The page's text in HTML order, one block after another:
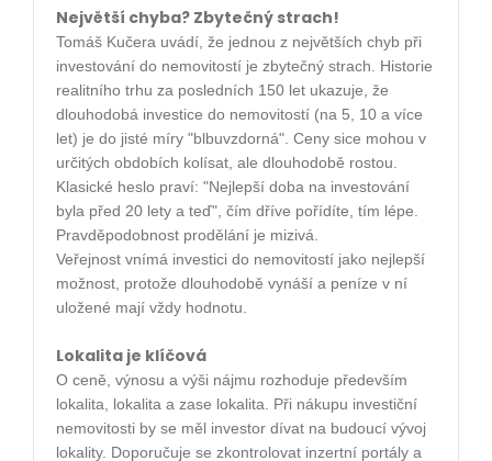
Největší chyba? Zbytečný strach!
Tomáš Kučera uvádí, že jednou z největších chyb při
investování do nemovitostí je zbytečný strach . Historie
realitního trhu za posledních 150 let ukazuje, že
dlouhodobá investice do nemovitostí (na 5, 10 a více
let) je do jisté míry "blbuvzdorná". Ceny sice mohou v
určitých obdobích kolísat, ale dlouhodobě rostou.
Klasické heslo praví: "Nejlepší doba na investování
byla před 20 lety a teď", čím dříve pořídíte, tím lépe.
Pravděpodobnost prodělání je mizivá.
Veřejnost vnímá investici do nemovitostí jako nejlepší
možnost, protože dlouhodobě vynáší a peníze v ní
uložené mají vždy hodnotu.
Lokalita je klíčová
O ceně, výnosu a výši nájmu rozhoduje především
lokalita, lokalita a zase lokalita . Při nákupu investiční
nemovitosti by se měl investor dívat na budoucí vývoj
lokality. Doporučuje se zkontrolovat inzertní portály a